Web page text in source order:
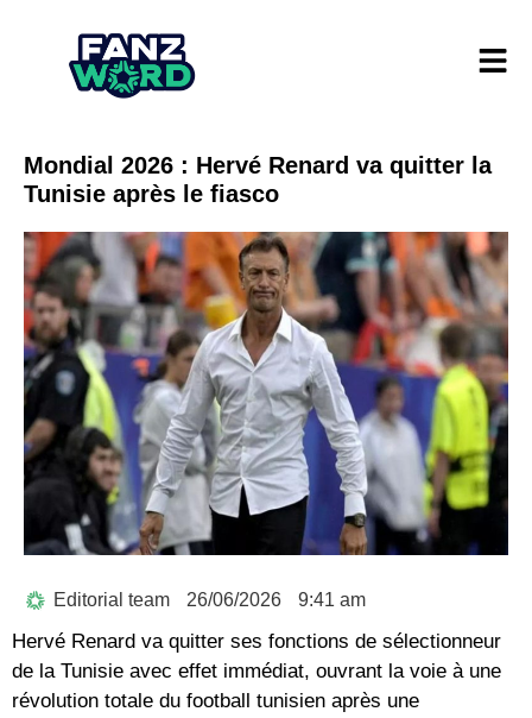
Mondial 2026 : Hervé Renard va quitter la
Tunisie après le fiasco
Editorial team 26/06/2026 9:41 am
Hervé Renard va quitter ses fonctions de sélectionneur
de la Tunisie avec effet immédiat, ouvrant la voie à une
révolution totale du football tunisien après une